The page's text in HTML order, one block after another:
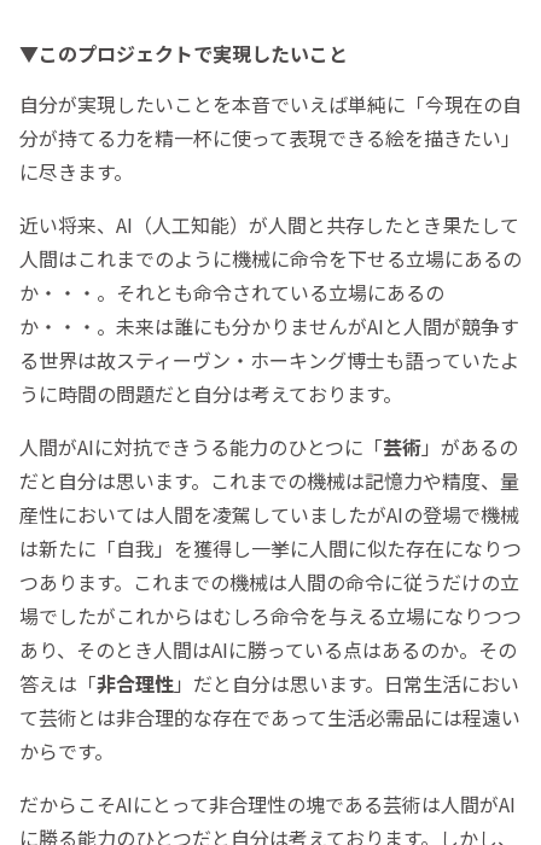
▼このプロジェクトで実現したいこと
自分が実現したいことを本音でいえば単純に「今現在の自
分が持てる力を精一杯に使って表現できる絵を描きたい」
に尽きます。
近い将来、AI（人工知能）が人間と共存したとき果たして
人間はこれまでのように機械に命令を下せる立場にあるの
か・・・。それとも命令されている立場にあるの
か・・・。未来は誰にも分かりませんがAIと人間が競争す
る世界は故スティーヴン・ホーキング博士も語っていたよ
うに時間の問題だと自分は考えております。
人間がAIに対抗できうる能力のひとつに「芸術」があるの
だと自分は思います。これまでの機械は記憶力や精度、量
産性においては人間を凌駕していましたがAIの登場で機械
は新たに「自我」を獲得し一挙に人間に似た存在になりつ
つあります。これまでの機械は人間の命令に従うだけの立
場でしたがこれからはむしろ命令を与える立場になりつつ
あり、そのとき人間はAIに勝っている点はあるのか。その
答えは「非合理性」だと自分は思います。日常生活におい
て芸術とは非合理的な存在であって生活必需品には程遠い
からです。
だからこそAIにとって非合理性の塊である芸術は人間がAI
に勝る能力のひとつだと自分は考えております。しかし、